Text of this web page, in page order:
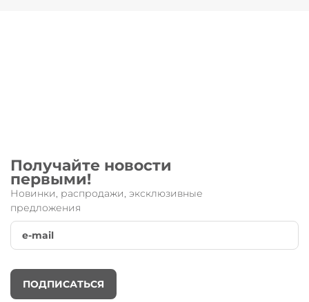
Получайте новости
первыми!
Новинки, распродажи, эксклюзивные
предложения
ПОДПИСАТЬСЯ